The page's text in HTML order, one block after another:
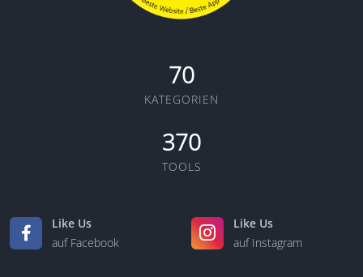
70
KATEGORIEN
370
TOOLS
Like Us
auf Facebook
Like Us
auf Instagram